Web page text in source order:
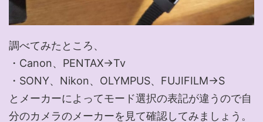
調べてみたところ、
・Canon、PENTAX→Tv
・SONY、Nikon、OLYMPUS、FUJIFILM→S
とメーカーによってモード選択の表記が違うので自
分のカメラのメーカーを見て確認してみましょう。